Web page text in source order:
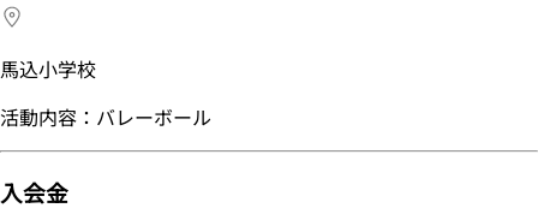
馬込小学校
活動内容：バレーボール
入会金